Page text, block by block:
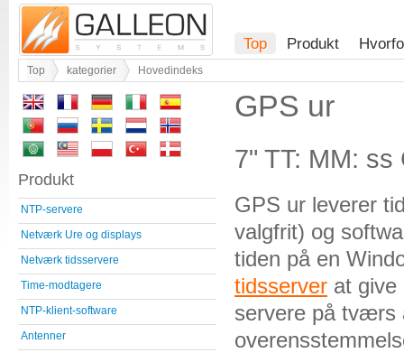
Top Produkt
Top kategorier Hovedindeks
GPS ur
7" TT: MM:
GPS ur leverer
valgfrit) og
tiden på en
tidsserver at give
servere på tværs
Produkt
NTP-servere
Netværk Ure og displays
Netværk tidsservere
Time-modtagere
NTP-klient-software
Antenner